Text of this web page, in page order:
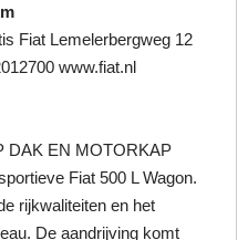
Fiat Lemelerbergweg 12
www.fiat.nl
DAK EN MOTORKAP
Fiat 500 L Wagon.
rijkwaliteiten en het
De aandrijving komt